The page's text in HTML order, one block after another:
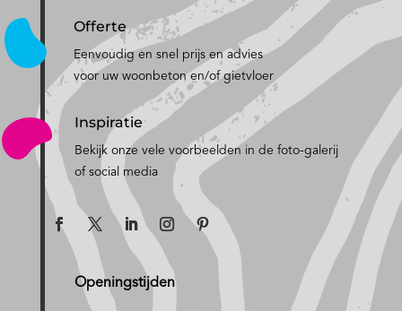
Offerte
Eenvoudig en snel prijs en advies
voor uw woonbeton en/of gietvloer
Inspiratie
Bekijk onze vele voorbeelden in de foto-galerij
of social media
Openingstijden